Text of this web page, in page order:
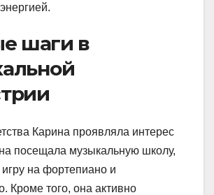
шаги в
Карина проявляла интерес
посещала музыкальную школу,
игру на фортепиано и
Кроме того, она активно